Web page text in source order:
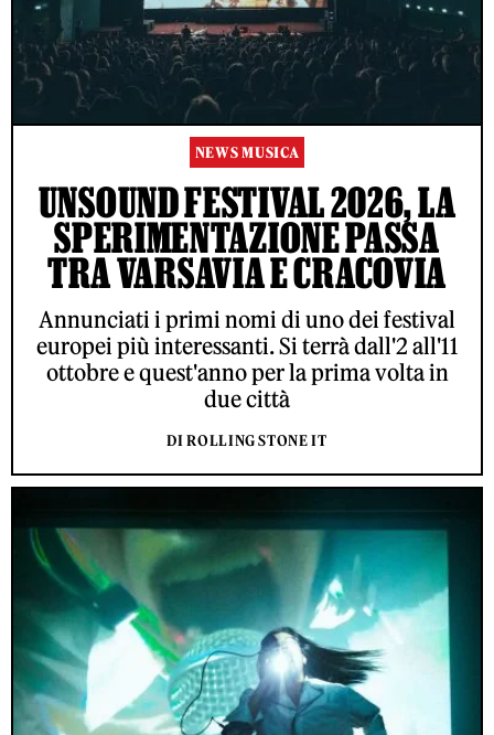
NEWS MUSICA
UNSOUND FESTIVAL 2026, LA
SPERIMENTAZIONE PASSA
TRA VARSAVIA E CRACOVIA
Annunciati i primi nomi di uno dei festival
europei più interessanti. Si terrà dall'2 all'11
ottobre e quest'anno per la prima volta in
due città
DI ROLLING STONE IT